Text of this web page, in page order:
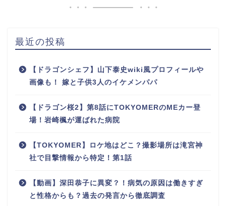
最近の投稿
【ドラゴンシェフ】山下泰史wiki風プロフィールや
画像も！ 嫁と子供3人のイケメンパパ
【ドラゴン桜2】第8話にTOKYOMERのMEカー登
場！岩崎楓が運ばれた病院
【TOKYOMER】ロケ地はどこ？撮影場所は滝宮神
社で目撃情報から特定！第1話
【動画】深田恭子に異変？！病気の原因は働きすぎ
と性格からも？過去の発言から徹底調査